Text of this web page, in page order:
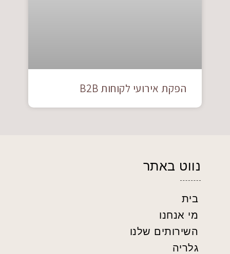
הפקת אירועי לקוחות B2B
נווט באתר
בית
מי אנחנו
השירותים שלנו
גלריה